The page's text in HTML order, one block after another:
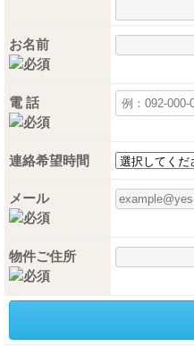
お名前
電 話
連絡希望時間
メール
物件ご住所